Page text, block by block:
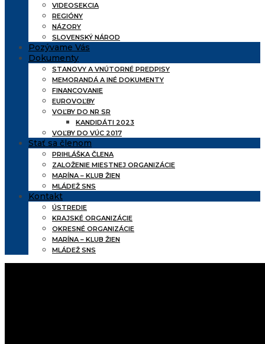
VIDEOSEKCIA
REGIÓNY
NÁZORY
SLOVENSKÝ NÁROD
Pozývame Vás
Dokumenty
STANOVY A VNÚTORNÉ PREDPISY
MEMORANDÁ A INÉ DOKUMENTY
FINANCOVANIE
EUROVOĽBY
VOĽBY DO NR SR
KANDIDÁTI 2023
VOĽBY DO VÚC 2017
Stať sa členom
PRIHLÁŠKA ČLENA
ZALOŽENIE MIESTNEJ ORGANIZÁCIE
MARÍNA – KLUB ŽIEN
MLÁDEŽ SNS
Kontakt
ÚSTREDIE
KRAJSKÉ ORGANIZÁCIE
OKRESNÉ ORGANIZÁCIE
MARÍNA – KLUB ŽIEN
MLÁDEŽ SNS